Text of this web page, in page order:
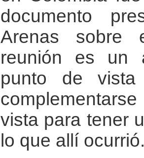
documento
Arenas sobre
reunión es un
punto de
vista para tener
lo que allí